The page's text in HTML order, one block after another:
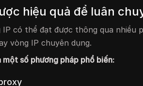
hiệu quả để luân
IP có thể đạt được thông qua nhiều
vòng IP chuyên dụng.
một số phương pháp phổ biến: